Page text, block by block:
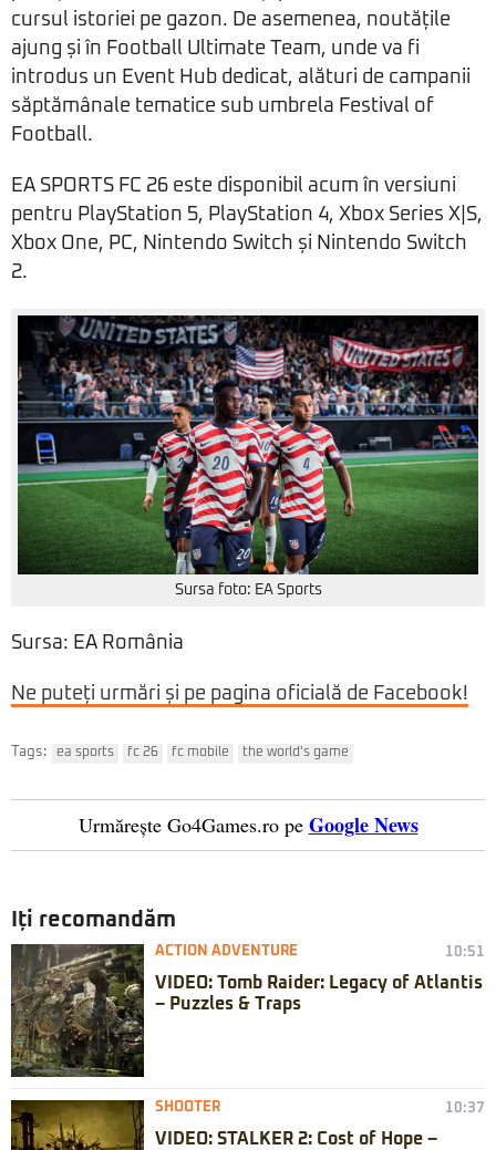
cursul istoriei pe gazon. De asemenea, noutățile
ajung și în Football Ultimate Team, unde va fi
introdus un Event Hub dedicat, alături de campanii
săptămânale tematice sub umbrela Festival of
Football.
EA SPORTS FC 26 este disponibil acum în versiuni
pentru PlayStation 5, PlayStation 4, Xbox Series X|S,
Xbox One, PC, Nintendo Switch și Nintendo Switch
2.
Sursa foto: EA Sports
Sursa: EA România
Ne puteți urmări și pe pagina oficială de Facebook!
Tags: ea sports fc 26 fc mobile the world's game
Urmărește Go4Games.ro pe Google News
Iți recomandăm
ACTION ADVENTURE 10:51
VIDEO: Tomb Raider: Legacy of Atlantis
– Puzzles & Traps
SHOOTER 10:37
VIDEO: STALKER 2: Cost of Hope –